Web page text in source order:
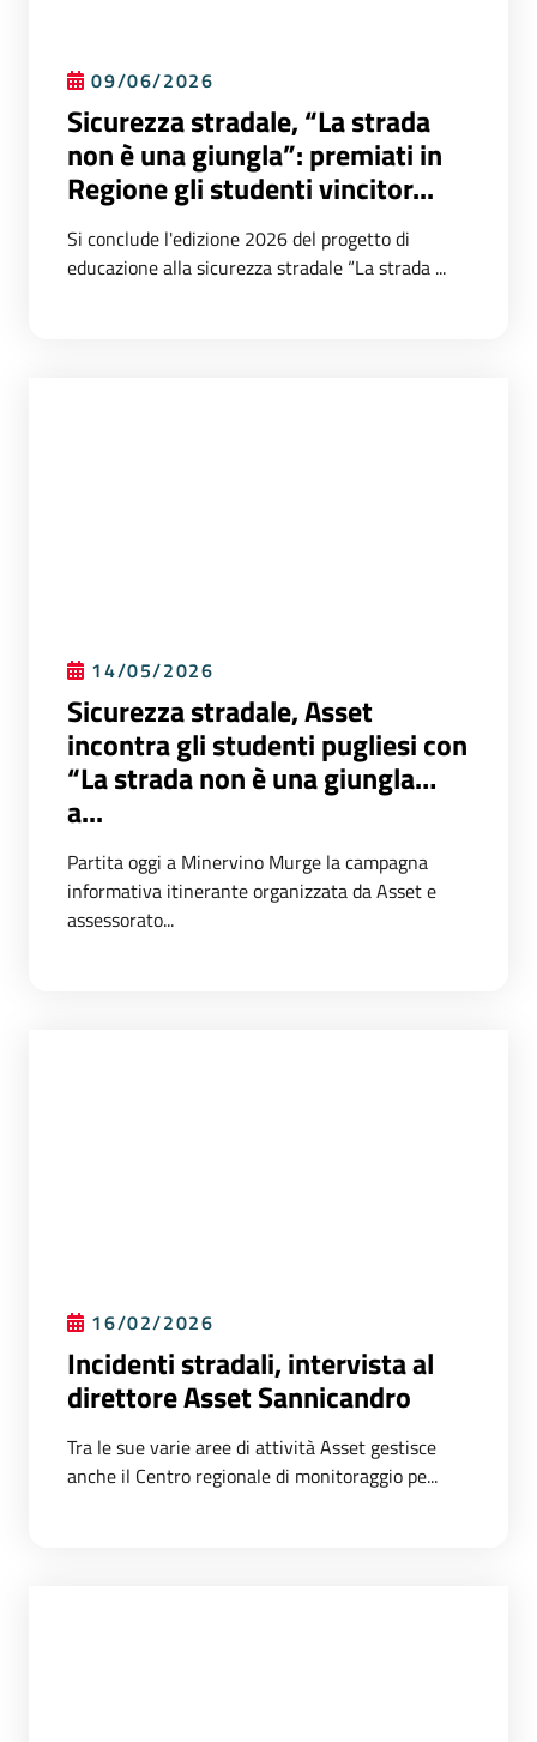
09/06/2026
Sicurezza stradale, “La strada
non è una giungla”: premiati in
Regione gli studenti vincitor...
Si conclude l'edizione 2026 del progetto di
educazione alla sicurezza stradale “La strada ...
14/05/2026
Sicurezza stradale, Asset
incontra gli studenti pugliesi con
“La strada non è una giungla…
a...
Partita oggi a Minervino Murge la campagna
informativa itinerante organizzata da Asset e
assessorato...
16/02/2026
Incidenti stradali, intervista al
direttore Asset Sannicandro
Tra le sue varie aree di attività Asset gestisce
anche il Centro regionale di monitoraggio pe...